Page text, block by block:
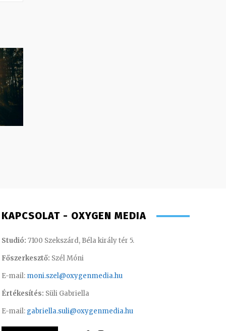
KAPCSOLAT - OXYGEN MEDIA
Studió: 7100 Szekszárd, Béla király tér 5.
Főszerkesztő: Szél Móni
E-mail: moni.szel@oxygenmedia.hu
Értékesítés: Süli Gabriella
E-mail: gabriella.suli@oxygenmedia.hu